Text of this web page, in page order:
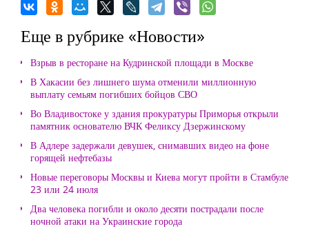
Еще в рубрике «Новости»
Взрыв в ресторане на Кудринской площади в Москве
В Хакасии без лишнего шума отменили миллионную
выплату семьям погибших бойцов СВО
Во Владивостоке у здания прокуратуры Приморья открыли
памятник основателю ВЧК Феликсу Дзержинскому
В Адлере задержали девушек, снимавших видео на фоне
горящей нефтебазы
Новые переговоры Москвы и Киева могут пройти в Стамбуле
23 или 24 июля
Два человека погибли и около десяти пострадали после
ночной атаки на Украинские города